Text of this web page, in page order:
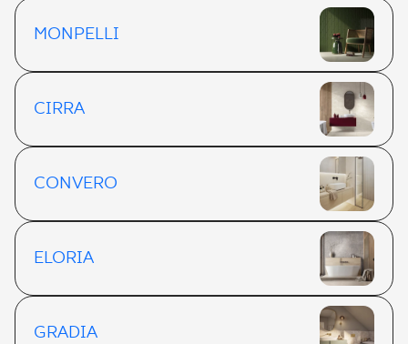
MONPELLI
CIRRA
CONVERO
ELORIA
GRADIA